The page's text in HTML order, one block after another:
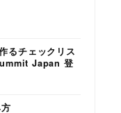
るチェックリス
Japan 登